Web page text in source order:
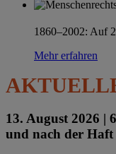
1860–2002: Auf
Mehr erfahren
13. August 2026 |
und nach der